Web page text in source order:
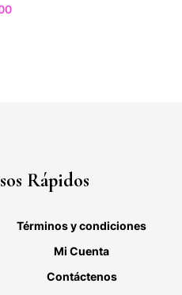
Rápidos
Términos y condiciones
Mi Cuenta
Contáctenos